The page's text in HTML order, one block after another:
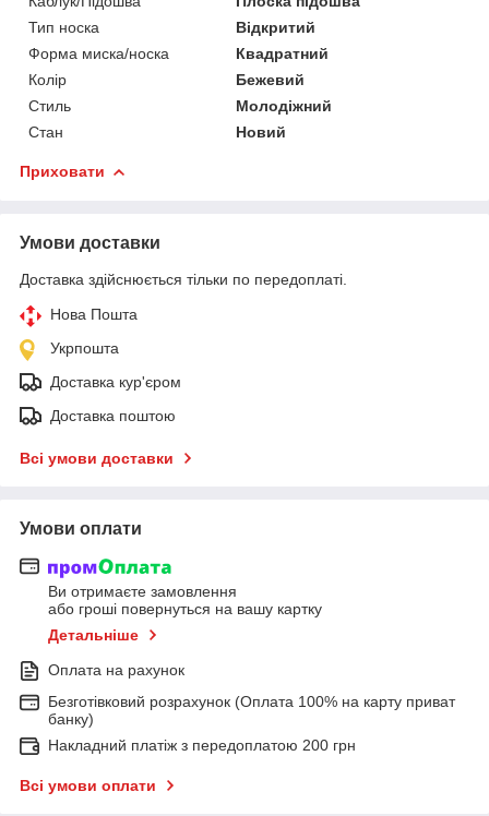
Тип носка
Відкритий
Форма миска/носка
Квадратний
Колір
Бежевий
Стиль
Молодіжний
Стан
Новий
Приховати
Умови доставки
Доставка здійснюється тільки по передоплаті.
Нова Пошта
Укрпошта
Доставка кур'єром
Доставка поштою
Всі умови доставки
Умови оплати
Ви отримаєте замовлення
або гроші повернуться на вашу картку
Детальніше
Оплата на рахунок
Безготівковий розрахунок (Оплата 100% на карту приват
банку)
Накладний платіж з передоплатою 200 грн
Всі умови оплати